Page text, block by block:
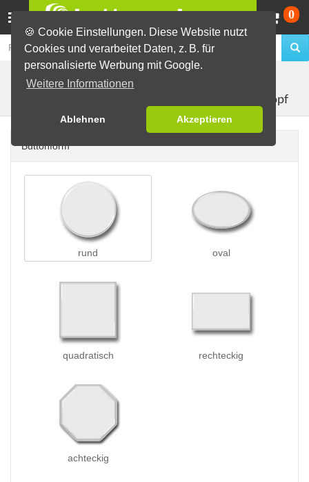
🍪 Cookie Einstellungen. Diese Website nutzt
Cookies und verarbeitet Daten, z. B. für
personalisierte Werbung mit Google.
Weitere Informationen
Ablehnen Akzeptieren
0
Buttons erstellen Buttons mit Druckknopf
Button mit Druckknopf
Buttonform
rund oval
quadratisch rechteckig
achteckig